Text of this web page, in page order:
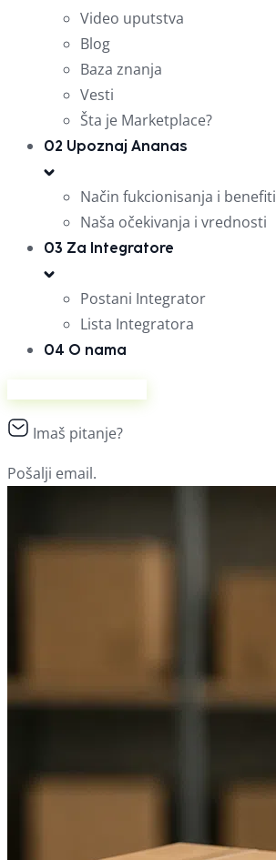
Video uputstva
Blog
Baza znanja
Vesti
Šta je Marketplace?
02 Upoznaj Ananas
Način fukcionisanja i benefiti
Naša očekivanja i vrednosti
03 Za Integratore
Postani Integrator
Lista Integratora
04 O nama
Imaš pitanje?
Pošalji email.